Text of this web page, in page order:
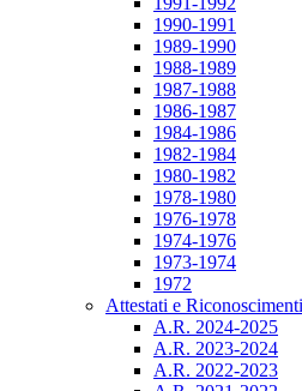
1990-1991
1989-1990
1988-1989
1987-1988
1986-1987
1984-1986
1982-1984
1980-1982
1978-1980
1976-1978
1974-1976
1973-1974
1972
Attestati e Riconoscimenti
A.R. 2024-2025
A.R. 2023-2024
A.R. 2022-2023